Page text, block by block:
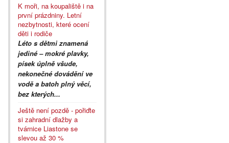
K moři, na koupaliště i na
první prázdniny. Letní
nezbytnosti, které ocení
děti i rodiče
Léto s dětmi znamená
jediné – mokré plavky,
písek úplně všude,
nekonečné dovádění ve
vodě a batoh plný věcí,
bez kterých...
Ještě není pozdě - pořiďte
si zahradní dlažby a
tvárnice Liastone se
slevou až 30 %